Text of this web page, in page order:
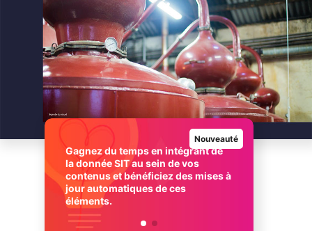
Nouveauté
Gagnez du temps en intégrant de
la donnée SIT au sein de vos
contenus et bénéficiez des mises à
jour automatiques de ces
éléments.